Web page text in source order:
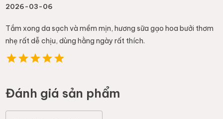
2026-03-06
Tắm xong da sạch và mềm mịn, hương sữa gạo hoa bưởi thơm
nhẹ rất dễ chịu, dùng hằng ngày rất thích.
Đánh giá sản phẩm